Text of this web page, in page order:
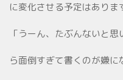
に変化させる予定はありま
「うーん、たぶんないと
ら面倒すぎて書くのが嫌